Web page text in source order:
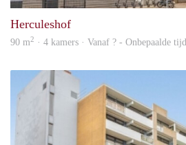
Herculeshof
90 m2 · 4 kamers · Vanaf ? - Onbepaalde tijd